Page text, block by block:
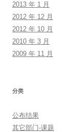
2013 年 1 月
2012 年 12 月
2012 年 10 月
2010 年 3 月
2009 年 11 月
分类
公布结果
其它部门-课题